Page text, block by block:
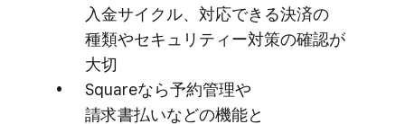
入金サイクル、​対応できる​決済の​
種類や​セキュリティー対策の​確認が​
大切
Squareなら​予約管理や​
請求書払いなどの​機能と​